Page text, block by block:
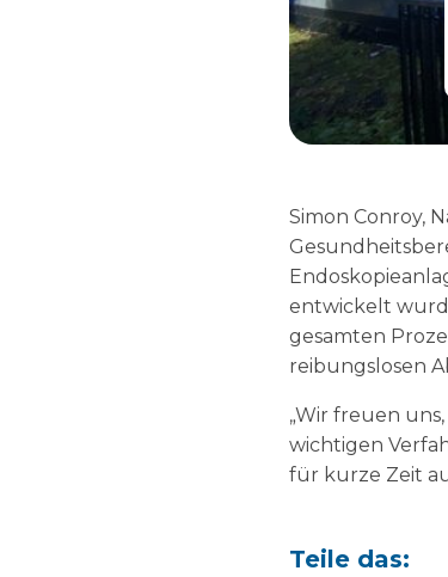
Simon Conroy,
entwickelt
gesamten
reibungslosen
„Wir freuen
wichtigen
für kurze Zeit
Teile das: